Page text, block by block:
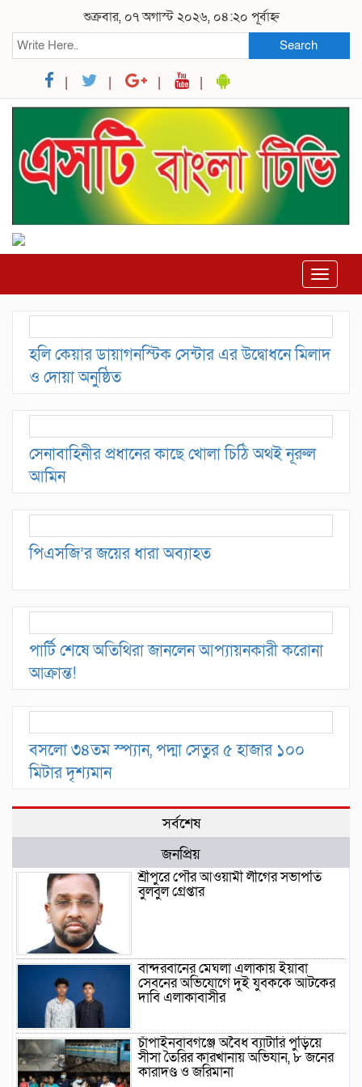
শুক্রবার, ০৭ অগাস্ট ২০২৬, ০৪:২০ পূর্বাহ্ন
Search
Toggle
হলি কেয়ার ডায়াগনস্টিক সেন্টার এর উদ্বোধনে মিলাদ
ও দোয়া অনুষ্ঠিত
সেনাবাহিনীর প্রধানের কাছে খোলা চিঠি অথই নূরুল
আমিন
পিএসজি’র জয়ের ধারা অব্যাহত
পার্টি শেষে অতিথিরা জানলেন আপ্যায়নকারী করোনা
আক্রান্ত!
বসলো ৩৪তম স্প্যান, পদ্মা সেতুর ৫ হাজার ১০০
মিটার দৃশ্যমান
সর্বশেষ
জনপ্রিয়
শ্রীপুরে পৌর আওয়ামী লীগের সভাপতি
বুলবুল গ্রেপ্তার
বান্দরবানের মেঘলা এলাকায় ইয়াবা
সেবনের অভিযোগে দুই যুবককে আটকের
দাবি এলাকাবাসীর
চাঁপাইনবাবগঞ্জে অবৈধ ব্যাটারি পুড়িয়ে
সীসা তৈরির কারখানায় অভিযান, ৮ জনের
কারাদণ্ড ও জরিমানা